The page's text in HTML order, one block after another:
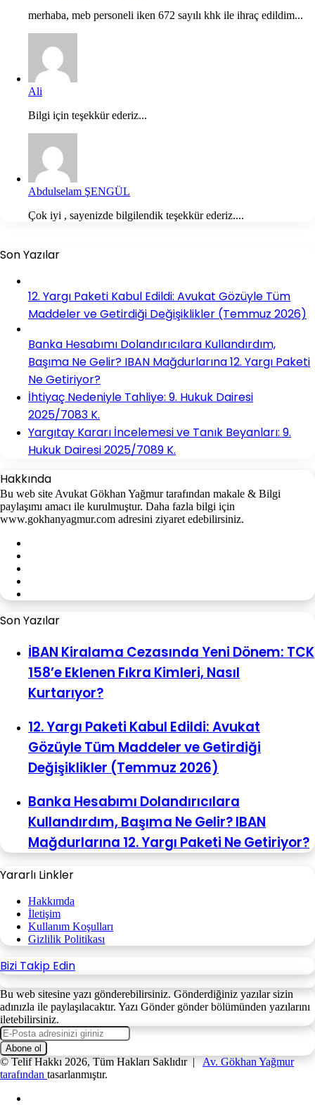
merhaba, meb personeli iken 672 sayılı khk ile ihraç edildim...
Ali
Bilgi için teşekkür ederiz...
Abdulselam ŞENGÜL
Çok iyi , sayenizde bilgilendik teşekkür ederiz....
Son Yazılar
12. Yargı Paketi Kabul Edildi: Avukat Gözüyle Tüm
Maddeler ve Getirdiği Değişiklikler (Temmuz 2026)
Banka Hesabımı Dolandırıcılara Kullandırdım,
Başıma Ne Gelir? IBAN Mağdurlarına 12. Yargı Paketi
Ne Getiriyor?
İhtiyaç Nedeniyle Tahliye: 9. Hukuk Dairesi
2025/7083 K.
Yargıtay Kararı İncelemesi ve Tanık Beyanları: 9.
Hukuk Dairesi 2025/7089 K.
Hakkında
Bu web site Avukat Gökhan Yağmur tarafından makale & Bilgi
paylaşımı amacı ile kurulmuştur. Daha fazla bilgi için
www.gokhanyagmur.com adresini ziyaret edebilirsiniz.
Son Yazılar
İBAN Kiralama Cezasında Yeni Dönem: TCK
158’e Eklenen Fıkra Kimleri, Nasıl
Kurtarıyor?
12. Yargı Paketi Kabul Edildi: Avukat
Gözüyle Tüm Maddeler ve Getirdiği
Değişiklikler (Temmuz 2026)
Banka Hesabımı Dolandırıcılara
Kullandırdım, Başıma Ne Gelir? IBAN
Mağdurlarına 12. Yargı Paketi Ne Getiriyor?
Yararlı Linkler
Hakkımda
İletişim
Kullanım Koşulları
Gizlilik Politikası
Bizi Takip Edin
Bu web sitesine yazı gönderebilirsiniz. Gönderdiğiniz yazılar sizin
adınızla ile paylaşılacaktır. Yazı Gönder gönder bölümünden yazılarını
iletebilirsiniz.
E-
Posta
adresinizi
giriniz
© Telif Hakkı 2026, Tüm Hakları Saklıdır |Av. Gökhan Yağmur
tarafından tasarlanmıştır.